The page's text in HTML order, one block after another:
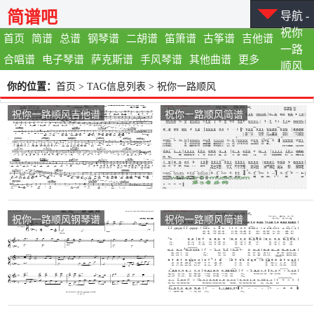
首页 简谱 总谱 钢琴谱 二胡谱 笛箫谱 古筝谱
吉他谱
合唱谱
电子琴谱 萨克斯谱 手风琴谱 其他曲谱 更多
简谱吧
导航 -
祝你
一路
顺风
你的位置： 首页 > TAG信息列表 > 祝你一路顺风
祝你一路顺风吉他谱 祝你一路顺风简谱
祝你一路顺风钢琴谱 祝你一路顺风简谱